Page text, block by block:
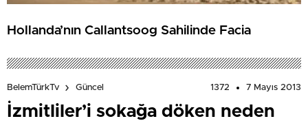
Hollanda’nın Callantsoog Sahilinde Facia
BelemTürkTv Güncel 1372 7 Mayıs 2013
İzmitliler’i sokağa döken neden